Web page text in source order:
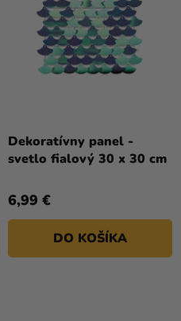
Dekoratívny panel -
svetlo fialový 30 x 30 cm
6,99 €
DO KOŠÍKA